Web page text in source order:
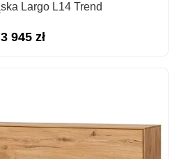
Largo L14 Trend
3 945 zł